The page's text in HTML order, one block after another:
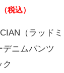
税込）
（ラッドミ
ニムパンツ